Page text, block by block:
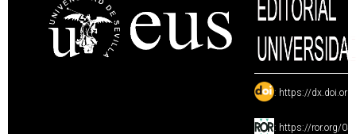
: https://
: https://ror.org/